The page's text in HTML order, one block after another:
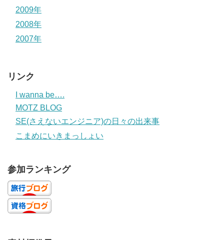
2009年
2008年
2007年
リンク
I wanna be….
MOTZ BLOG
SE(さえないエンジニア)の日々の出来事
こまめにいきまっしょい
参加ランキング